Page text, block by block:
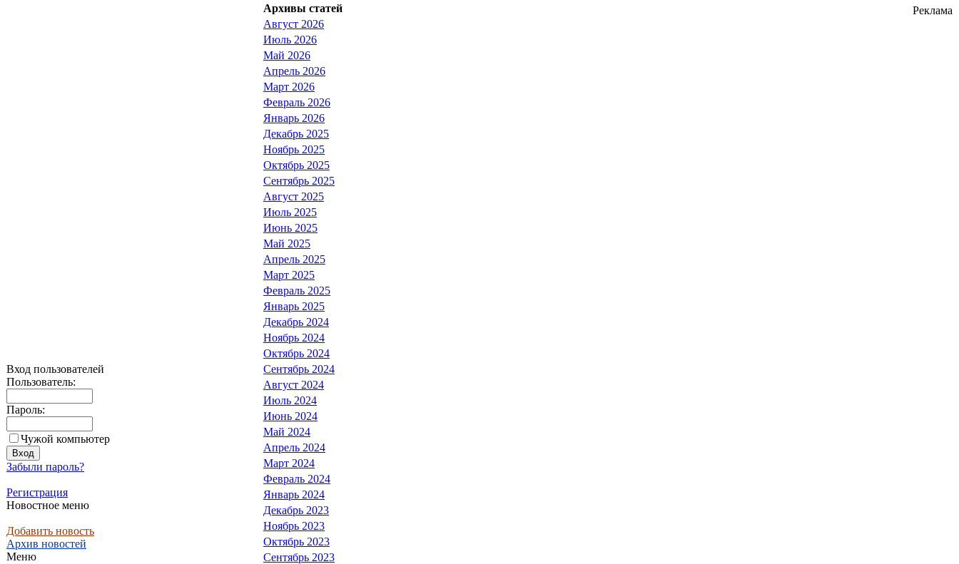
Вход пользователей
Пользователь:
Пароль:
Чужой компьютер
Забыли пароль?
Регистрация
Новостное меню
Добавить новость
Архив новостей
Меню
Архивы статей
Август 2026
Июль 2026
Май 2026
Апрель 2026
Март 2026
Февраль 2026
Январь 2026
Декабрь 2025
Ноябрь 2025
Октябрь 2025
Сентябрь 2025
Август 2025
Июль 2025
Июнь 2025
Май 2025
Апрель 2025
Март 2025
Февраль 2025
Январь 2025
Декабрь 2024
Ноябрь 2024
Октябрь 2024
Сентябрь 2024
Август 2024
Июль 2024
Июнь 2024
Май 2024
Апрель 2024
Март 2024
Февраль 2024
Январь 2024
Декабрь 2023
Ноябрь 2023
Октябрь 2023
Сентябрь 2023
Реклама